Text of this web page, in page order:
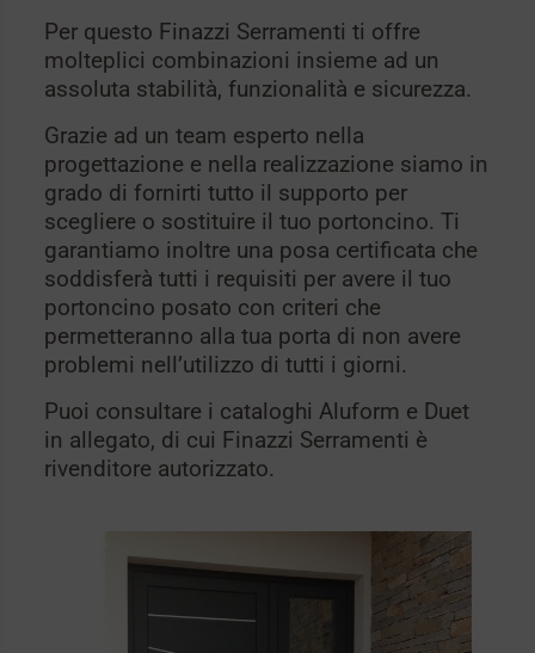
Per questo Finazzi Serramenti ti offre
molteplici combinazioni insieme ad un
assoluta stabilità, funzionalità e sicurezza.
Grazie ad un team esperto nella
progettazione e nella realizzazione siamo in
grado di fornirti tutto il supporto per
scegliere o sostituire il tuo portoncino. Ti
garantiamo inoltre una posa certificata che
soddisferà tutti i requisiti per avere il tuo
portoncino posato con criteri che
permetteranno alla tua porta di non avere
problemi nell’utilizzo di tutti i giorni.
Puoi consultare i cataloghi Aluform e Duet
in allegato, di cui Finazzi Serramenti è
rivenditore autorizzato.